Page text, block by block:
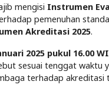
mengisi Instrumen
pemenuhan
Akreditasi 2025.
2025 pukul 16.00
sesuai tenggat waktu
terhadap akreditasi